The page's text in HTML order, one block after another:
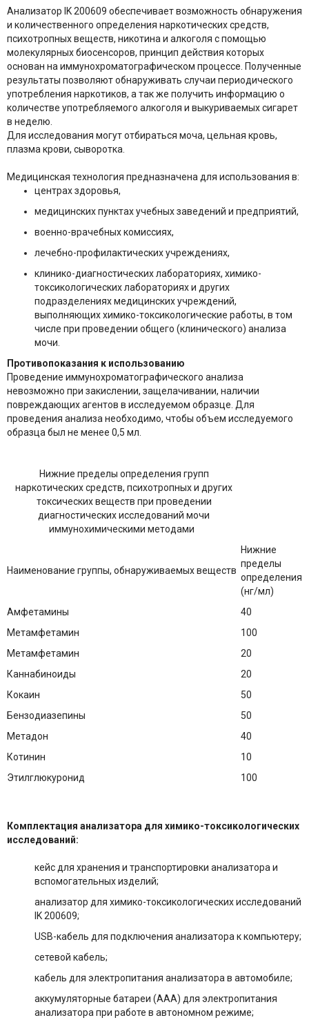
Анализатор IK 200609 обеспечивает возможность обнаружения
и количественного определения наркотических средств,
психотропных веществ, никотина и алкоголя с помощью
молекулярных биосенсоров, принцип действия которых
основан на иммунохроматографическом процессе. Полученные
результаты позволяют обнаруживать случаи периодического
употребления наркотиков, а так же получить информацию о
количестве употребляемого алкоголя и выкуриваемых сигарет
в неделю.
Для исследования могут отбираться моча, цельная кровь,
плазма крови, сыворотка.
Медицинская технология предназначена для использования в:
центрах здоровья,
медицинских пунктах учебных заведений и предприятий,
военно-врачебных комиссиях,
лечебно-профилактических учреждениях,
клинико-диагностических лабораториях, химико-
токсикологических лабораториях и других
подразделениях медицинских учреждений,
выполняющих химико-токсикологические работы, в том
числе при проведении общего (клинического) анализа
мочи.
Противопоказания к использованию
Проведение иммунохроматографического анализа
невозможно при закислении, защелачивании, наличии
повреждающих агентов в исследуемом образце. Для
проведения анализа необходимо, чтобы объем исследуемого
образца был не менее 0,5 мл.
Нижние пределы определения групп
наркотических средств, психотропных и других
токсических веществ при проведении
диагностических исследований мочи
иммунохимическими методами
Наименование группы, обнаруживаемых веществ
Нижние
пределы
определения
(нг/мл)
Амфетамины
40
Метамфетамин
100
Метамфетамин
20
Каннабиноиды
20
Кокаин
50
Бензодиазепины
50
Метадон
40
Котинин
10
Этилглюкуронид
100
Комплектация анализатора для химико-токсикологических
исследований:
кейс для хранения и транспортировки анализатора и
вспомогательных изделий;
анализатор для химико-токсикологических исследований
IK 200609;
USB-кабель для подключения анализатора к компьютеру;
сетевой кабель;
кабель для электропитания анализатора в автомобиле;
аккумуляторные батареи (ААА) для электропитания
анализатора при работе в автономном режиме;